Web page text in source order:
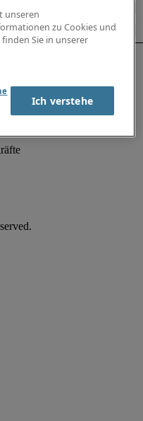
unseren
zu Cookies und
Sie in unserer
Ich verstehe